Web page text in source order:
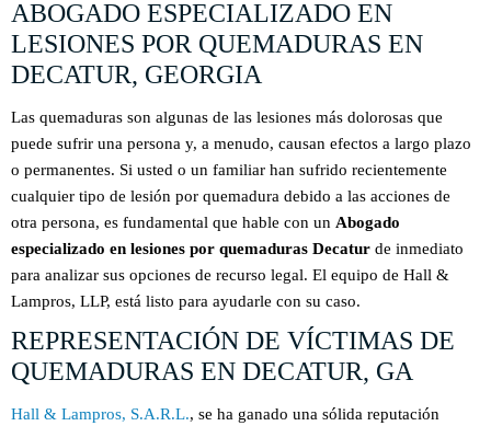
ABOGADO ESPECIALIZADO EN
LESIONES POR QUEMADURAS EN
DECATUR, GEORGIA
Las quemaduras son algunas de las lesiones más dolorosas que
puede sufrir una persona y, a menudo, causan efectos a largo plazo
o permanentes. Si usted o un familiar han sufrido recientemente
cualquier tipo de lesión por quemadura debido a las acciones de
otra persona, es fundamental que hable con un Abogado
especializado en lesiones por quemaduras Decatur de inmediato
para analizar sus opciones de recurso legal. El equipo de Hall &
Lampros, LLP, está listo para ayudarle con su caso.
REPRESENTACIÓN DE VÍCTIMAS DE
QUEMADURAS EN DECATUR, GA
Hall & Lampros, S.A.R.L., se ha ganado una sólida reputación